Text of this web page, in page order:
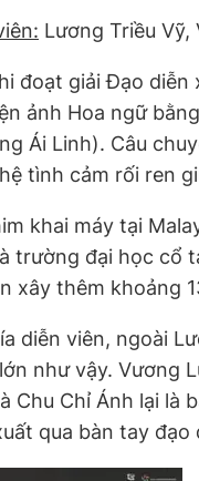
Lương Triều Vỹ,
đoạt giải Đạo
ảnh Hoa ngữ
Ái Linh). Câu
tình cảm rối ren
khai máy tại
trường đại học cổ
xây thêm khoảng
diễn viên, ngoài
như vậy. Vương
Chu Chỉ Ánh lại là
qua bàn tay đạo